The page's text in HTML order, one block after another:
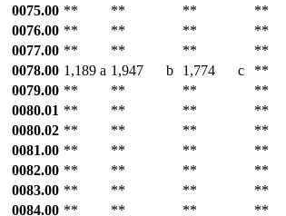
0075.00 ** ** ** **
0076.00 ** ** ** **
0077.00 ** ** ** **
0078.00 1,189 a 1,947 b 1,774 c **
0079.00 ** ** ** **
0080.01 ** ** ** **
0080.02 ** ** ** **
0081.00 ** ** ** **
0082.00 ** ** ** **
0083.00 ** ** ** **
0084.00 ** ** ** **